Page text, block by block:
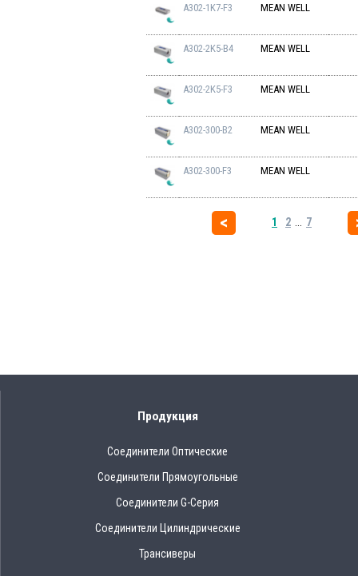
A302-1K7-F3 MEAN WELL
A302-2K5-B4 MEAN WELL
A302-2K5-F3 MEAN WELL
A302-300-B2 MEAN WELL
A302-300-F3 MEAN WELL
1 2 7
Продукция
Соединители Оптические
Соединители Прямоугольные
Соединители G-Серия
Соединители Цилиндрические
Трансиверы